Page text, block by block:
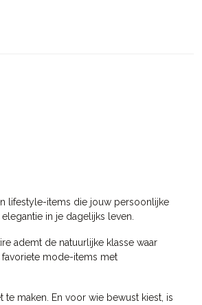
lifestyle-items die jouw persoonlijke
in je dagelijks leven.
ademt de natuurlijke klasse waar
mode-items met
maken. En voor wie bewust kiest, is